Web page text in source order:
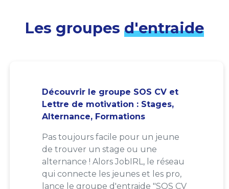
Les groupes d'entraide
Découvrir le groupe SOS CV et
Lettre de motivation : Stages,
Alternance, Formations
Pas toujours facile pour un jeune
de trouver un stage ou une
alternance ! Alors JobIRL, le réseau
qui connecte les jeunes et les pro,
lance le groupe d'entraide "SOS CV